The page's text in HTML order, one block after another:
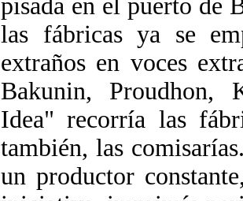
pisada en el puerto de
las fábricas ya se
extraños en voces
Bakunin, Proudhon,
Idea" recorría las
también, las
un productor